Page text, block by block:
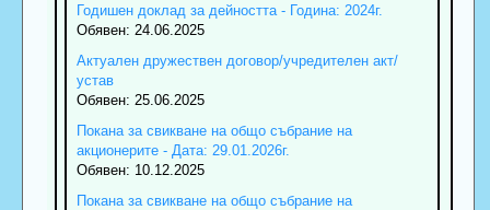
Годишен доклад за дейността - Година: 2024г.
Обявен: 24.06.2025
Актуален дружествен договор/учредителен акт/
устав
Обявен: 25.06.2025
Покана за свикване на общо събрание на
акционерите - Дата: 29.01.2026г.
Обявен: 10.12.2025
Покана за свикване на общо събрание на